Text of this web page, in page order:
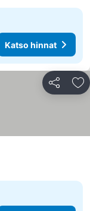
Katso hinnat
Jaa